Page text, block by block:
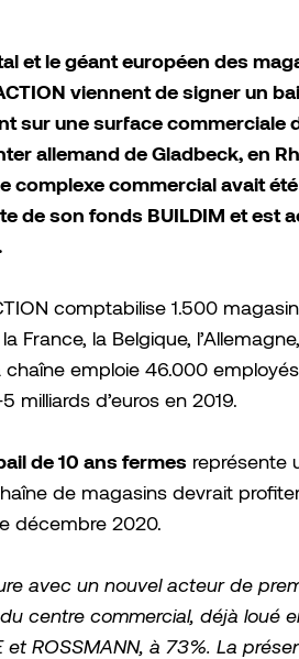
et le géant européen des
viennent de signer un
sur une surface commerciale
allemand de Gladbeck, en
complexe commercial avait
de son fonds BUILDIM et est
comptabilise 1.500
France, la Belgique,
chaîne emploie 46.000
milliards d’euros en 2019.
de 10 ans fermes représente
de magasins devrait
décembre 2020.
avec un nouvel acteur de
centre commercial, déjà loué
et ROSSMANN, à 73%. La